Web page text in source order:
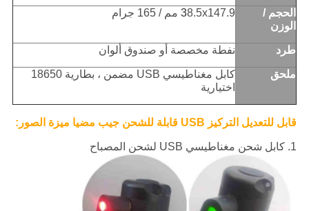
الحجم /
الوزن
38.5x147.9 مم / 165 جرام
طرد نفطة مخصصة أو صندوق ألوان
ملحق
كابل مغناطيسي USB مضمن ، بطارية 18650
اختيارية
قابل للتعديل التركيز USB قابلة للشحن جيب مضيا ميزة الصور:
1. كابل شحن مغناطيسي USB لشحن المصباح